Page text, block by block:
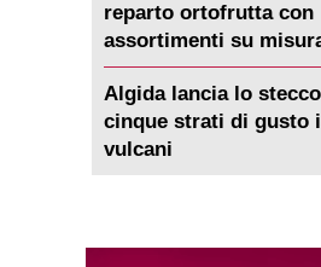
reparto ortofrutta con
assortimenti su
Algida lancia lo
cinque strati di gusto
vulcani